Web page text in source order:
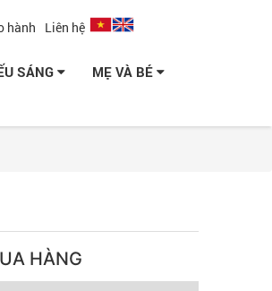
hành Liên hệ
SÁNG
MẸ VÀ BÉ
HÀNG